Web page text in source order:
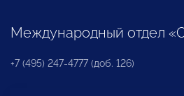
Международный отдел
+7 (495) 247-4777 (доб. 126)